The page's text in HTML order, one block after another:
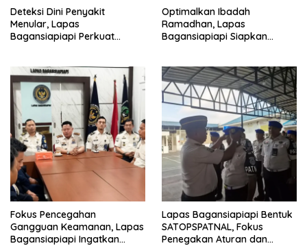
Deteksi Dini Penyakit
Menular, Lapas
Bagansiapiapi Perkuat
Optimalkan Ibadah
Ramadhan, Lapas
Bagansiapiapi Siapkan
Fokus Pencegahan
Gangguan Keamanan, Lapas
Bagansiapiapi Ingatkan
Lapas Bagansiapiapi Bentuk
SATOPSPATNAL, Fokus
Penegakan Aturan dan